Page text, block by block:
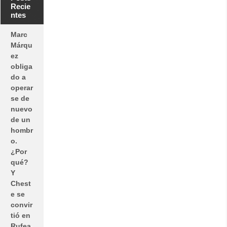
Recie
ntes
Marc
Márqu
ez
obliga
do a
operar
se de
nuevo
de un
hombr
o.
¿Por
qué?
Y
Chest
e se
convir
tió en